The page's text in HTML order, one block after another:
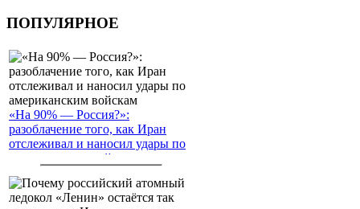
ПОПУЛЯРНОЕ
«На 90% — Россия?»:
разоблачение того, как Иран
отслеживал и наносил удары по
американским войскам